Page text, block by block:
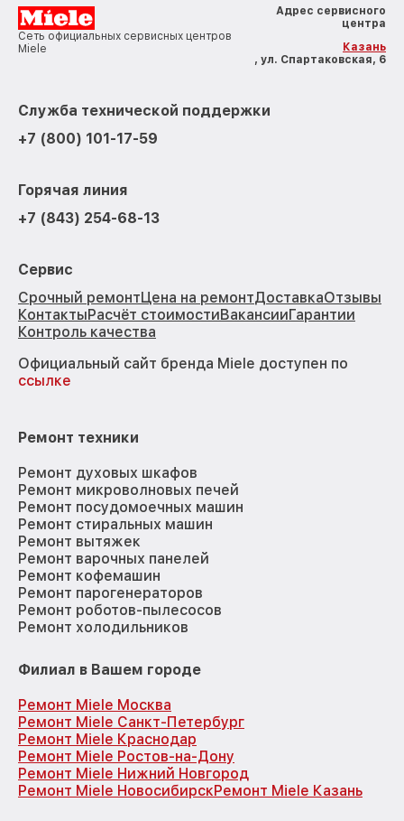
Сеть официальных сервисных центров
Miele
Адрес сервисного
центра
Казань
, ул. Спартаковская, 6
Служба технической поддержки
+7 (800) 101-17-59
Горячая линия
+7 (843) 254-68-13
Сервис
Срочный ремонтЦена на ремонтДоставкаОтзывы
КонтактыРасчёт стоимостиВакансииГарантии
Контроль качества
Официальный сайт бренда Miele доступен по
ссылке
Ремонт техники
Ремонт духовых шкафов
Ремонт микроволновых печей
Ремонт посудомоечных машин
Ремонт стиральных машин
Ремонт вытяжек
Ремонт варочных панелей
Ремонт кофемашин
Ремонт парогенераторов
Ремонт роботов-пылесосов
Ремонт холодильников
Филиал в Вашем городе
Ремонт Miele Москва
Ремонт Miele Санкт-Петербург
Ремонт Miele Краснодар
Ремонт Miele Ростов-на-Дону
Ремонт Miele Нижний Новгород
Ремонт Miele НовосибирскРемонт Miele Казань